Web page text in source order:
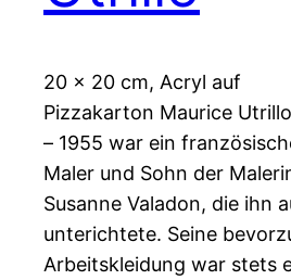
20 x 20 cm, Acryl auf
Pizzakarton Maurice
– 1955 war ein
Maler und Sohn der
Susanne Valadon, die ihn
unterichtete. Seine
Arbeitskleidung war stets